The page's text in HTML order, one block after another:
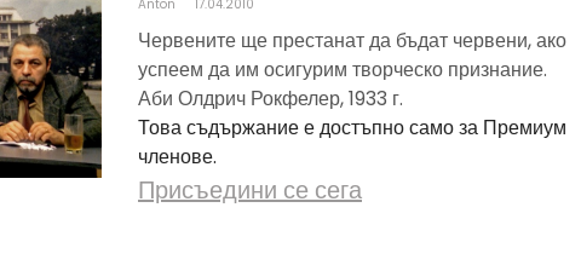
Anton 17.04.2010
Червените ще престанат да бъдат червени, ако
успеем да им осигурим творческо признание.
Аби Олдрич Рокфелер, 1933 г.
Това съдържание е достъпно само за Премиум
членове.
Присъедини се сега